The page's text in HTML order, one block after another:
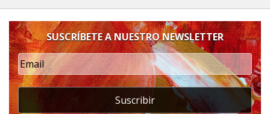
SUSCRÍBETE A NUESTRO NEWSLETTER
Suscribir